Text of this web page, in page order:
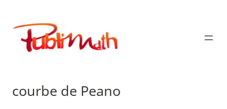
contenu
Publimath
courbe de Peano